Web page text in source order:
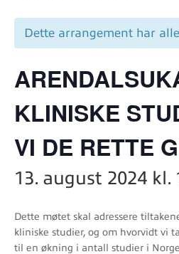
Dette arrangement har
KLINISKE
VI DE RETTE
13. august 2024 kl.
Dette møtet skal adressere
kliniske studier, og om hvorvidt vi
til en økning i antall studier i